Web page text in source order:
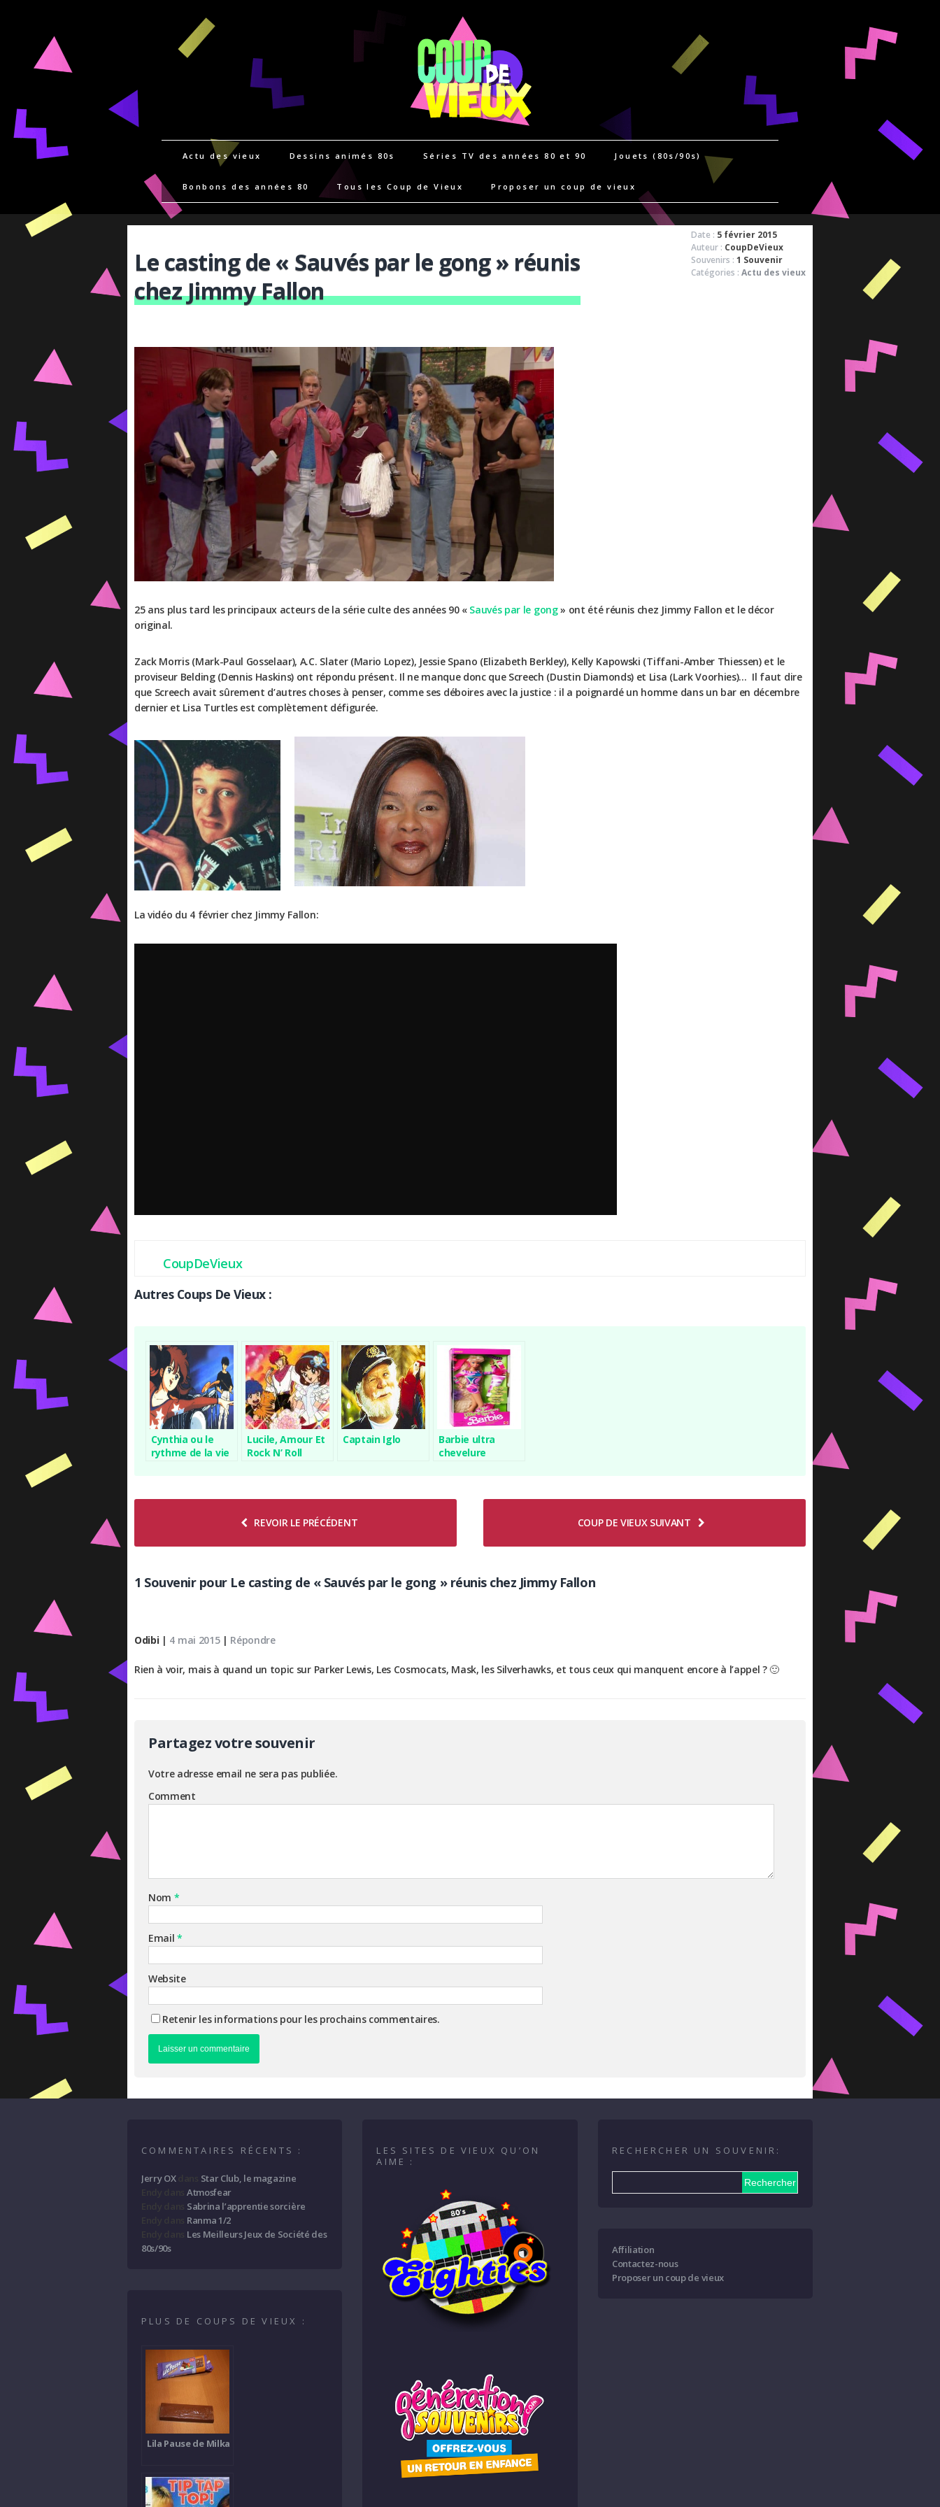
Actu des vieux Dessins animés 80s Séries TV des années 80 et 90 Jouets (80s/90s)
Bonbons des années 80 Tous les Coup de Vieux Proposer un coup de vieux
Le casting de « Sauvés par le gong » réunis
chez Jimmy Fallon
Date : 5 février 2015
Auteur : CoupDeVieux
Souvenirs : 1 Souvenir
Catégories : Actu des vieux
25 ans plus tard les principaux acteurs de la série culte des années 90 « Sauvés par le gong» ont été réunis chez Jimmy Fallon et le décor
original.
Zack Morris (Mark-Paul Gosselaar), A.C. Slater (Mario Lopez), Jessie Spano (Elizabeth Berkley), Kelly Kapowski (Tiffani-Amber Thiessen) et le
proviseur Belding (Dennis Haskins) ont répondu présent. Il ne manque donc que Screech (Dustin Diamonds) et Lisa (Lark Voorhies)… Il faut dire
que Screech avait sûrement d’autres choses à penser, comme ses déboires avec la justice : il a poignardé un homme dans un bar en décembre
dernier et Lisa Turtles est complètement défigurée.
La vidéo du 4 février chez Jimmy Fallon:
CoupDeVieux
Autres Coups De Vieux :
Cynthia ou le
rythme de la vie
Lucile, Amour Et
Rock N’ Roll
Captain Iglo
Barbie ultra
chevelure
REVOIR LE PRÉCÉDENT COUP DE VIEUX SUIVANT
1 Souvenir pour Le casting de « Sauvés par le gong » réunis chez Jimmy Fallon
Odibi | 4 mai 2015| Répondre
Rien à voir, mais à quand un topic sur Parker Lewis, Les Cosmocats, Mask, les Silverhawks, et tous ceux qui manquent encore à l’appel ? 🙂
Partagez votre souvenir
Votre adresse email ne sera pas publiée.
Comment
Nom *
Email*
Website
Retenir les informations pour les prochains commentaires.
COMMENTAIRES RÉCENTS :
Jerry OXdans Star Club, le magazine
Atmosfear
Sabrina l’apprentie sorcière
Ranma 1/2
Les Meilleurs Jeux de Société des
80s/90s
PLUS DE COUPS DE VIEUX :
Lila Pause de Milka
LES SITES DE VIEUX QU’ON
AIME :
RECHERCHER UN SOUVENIR:
Affiliation
Contactez-nous
Proposer un coup de vieux